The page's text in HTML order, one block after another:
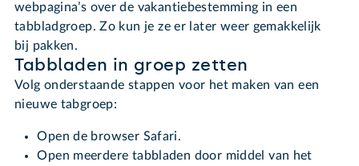
webpagina’s over de vakantiebestemming in een
tabbladgroep. Zo kun je ze er later weer gemakkelijk
bij pakken.
Tabbladen in groep zetten
Volg onderstaande stappen voor het maken van een
nieuwe tabgroep:
Open de browser Safari.
Open meerdere tabbladen door middel van het